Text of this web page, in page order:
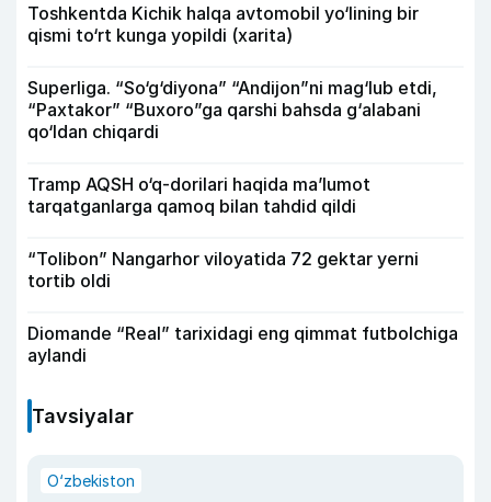
Toshkentda Kichik halqa avtomobil yo‘lining bir
qismi to‘rt kunga yopildi (xarita)
Superliga. “So‘g‘diyona” “Andijon”ni mag‘lub etdi,
“Paxtakor” “Buxoro”ga qarshi bahsda g‘alabani
qo‘ldan chiqardi
Tramp AQSH o‘q-dorilari haqida ma’lumot
tarqatganlarga qamoq bilan tahdid qildi
“Tolibon” Nangarhor viloyatida 72 gektar yerni
tortib oldi
Diomande “Real” tarixidagi eng qimmat futbolchiga
aylandi
Tavsiyalar
O‘zbekiston